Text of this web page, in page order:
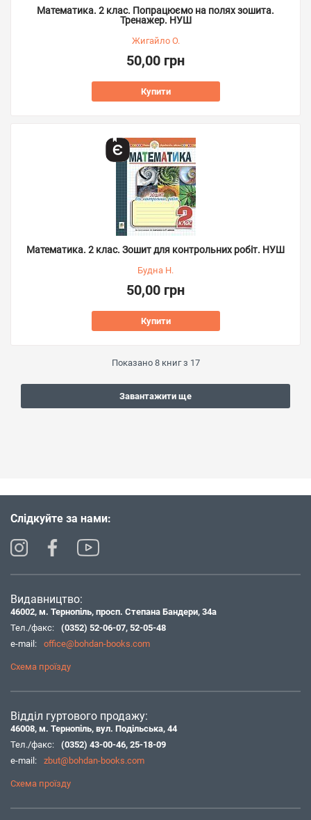
Математика. 2 клас. Попрацюємо на полях зошита.
Тренажер. НУШ
Жигайло О.
50,00 грн
Купити
Математика. 2 клас. Зошит для контрольних робіт. НУШ
Будна Н.
50,00 грн
Купити
Показано 8книг з 17
Завантажити ще
Слідкуйте за нами:
Видавництво:
46002, м. Тернопіль, просп. Степана Бандери, 34а
Тел./факс:
(0352) 52-06-07, 52-05-48
e-mail:
office@bohdan-books.com
Схема проїзду
Відділ гуртового продажу:
46008, м. Тернопіль, вул. Подільська, 44
Тел./факс:
(0352) 43-00-46, 25-18-09
e-mail:
zbut@bohdan-books.com
Схема проїзду